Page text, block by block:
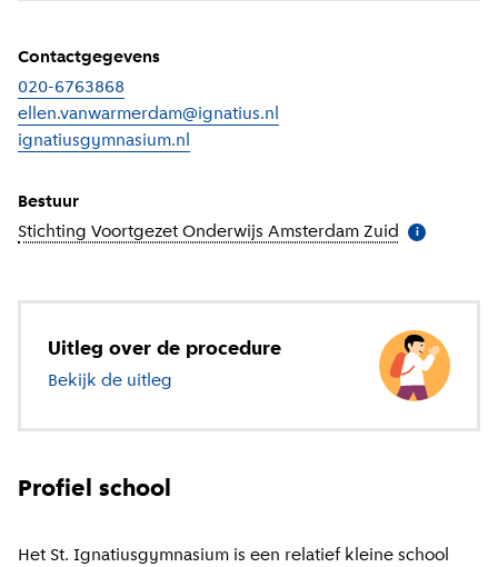
Contactgegevens
020-6763868
ellen.vanwarmerdam@ignatius.nl
ignatiusgymnasium.nl
Bestuur
Stichting Voortgezet Onderwijs Amsterdam Zuid
Meer
i
Uitleg over de procedure
Bekijk de uitleg
Profiel school
Het St. Ignatiusgymnasium is een relatief kleine school